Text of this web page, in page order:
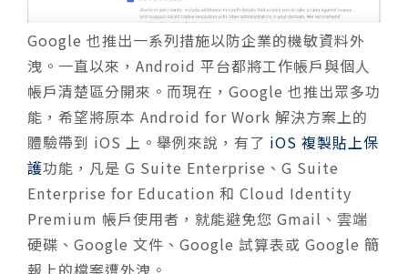
Google 也推出一系列措施以防企業的機敏資料外
洩。一直以來，Android 平台都將工作帳戶與個人
帳戶清楚區分開來。而現在，Google 也推出眾多功
能，希望將原本 Android for Work 解決方案上的
體驗帶到 iOS 上。舉例來說，有了 iOS 複製貼上保
護功能，凡是 G Suite Enterprise、G Suite
Enterprise for Education 和 Cloud Identity
Premium 帳戶使用者，就能避免您 Gmail、雲端
硬碟、Google 文件、Google 試算表或 Google 簡
報上的檔案遭外洩。